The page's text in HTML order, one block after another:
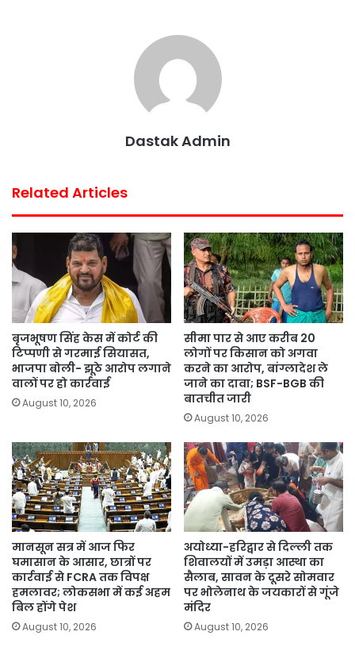
Dastak Admin
Related Articles
बृजभूषण सिंह केस में कोर्ट की
टिप्पणी से गरमाई सियासत,
भाजपा बोली- झूठे आरोप लगाने
वालों पर हो कार्रवाई
August 10, 2026
सीमा पार से आए करीब 20
लोगों पर किसान को अगवा
करने का आरोप, बांग्लादेश ले
जाने का दावा; BSF-BGB की
बातचीत जारी
August 10, 2026
मानसून सत्र में आज फिर
घमासान के आसार, छात्रों पर
कार्रवाई से FCRA तक विपक्ष
हमलावर; लोकसभा में कई अहम
बिल होंगे पेश
August 10, 2026
अयोध्या-हरिद्वार से दिल्ली तक
शिवालयों में उमड़ा आस्था का
सैलाब, सावन के दूसरे सोमवार
पर भोलेनाथ के जयकारों से गूंजे
मंदिर
August 10, 2026